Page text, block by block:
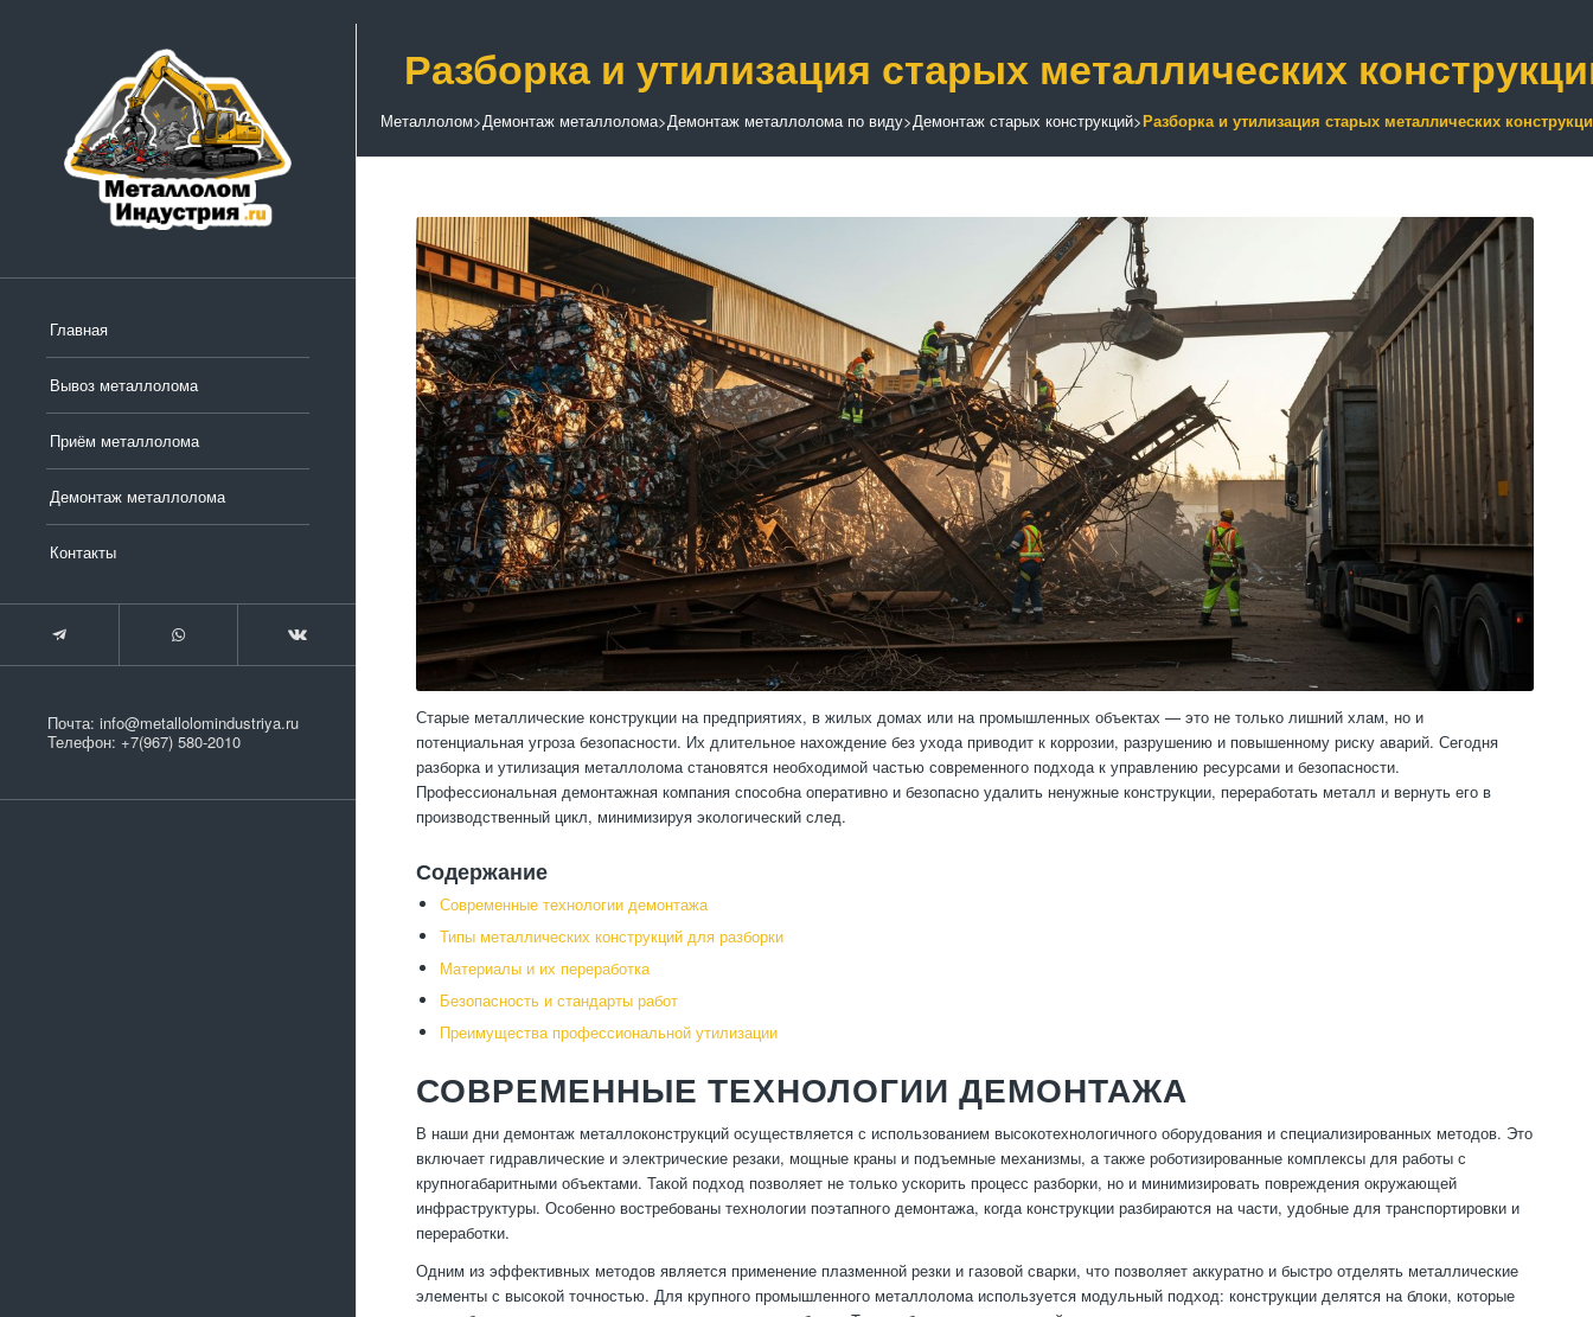
Главная
Вывоз металлолома
Приём металлолома
Демонтаж металлолома
Контакты
Почта: info@metallolomindustriya.ru
Телефон: +7(967) 580-2010
Разборка и утилизация старых металлических
Металлолом>Демонтаж металлолома>Демонтаж металлолома по виду>Демонтаж старых конструкций>Разборка и утилизация старых металлических
Старые металлические конструкции на предприятиях, в жилых домах или на промышленных объектах — это не только лишний хлам, но и
потенциальная угроза безопасности. Их длительное нахождение без ухода приводит к коррозии, разрушению и повышенному риску аварий. Сегодня
разборка и утилизация металлолома становятся необходимой частью современного подхода к управлению ресурсами и безопасности.
Профессиональная демонтажная компания способна оперативно и безопасно удалить ненужные конструкции, переработать металл и вернуть его в
производственный цикл, минимизируя экологический след.
Содержание
Современные технологии демонтажа
Типы металлических конструкций для разборки
Материалы и их переработка
Безопасность и стандарты работ
Преимущества профессиональной утилизации
СОВРЕМЕННЫЕ ТЕХНОЛОГИИ ДЕМОНТАЖА
В наши дни демонтаж металлоконструкций осуществляется с использованием высокотехнологичного оборудования и специализированных методов. Это
включает гидравлические и электрические резаки, мощные краны и подъемные механизмы, а также роботизированные комплексы для работы с
крупногабаритными объектами. Такой подход позволяет не только ускорить процесс разборки, но и минимизировать повреждения окружающей
инфраструктуры. Особенно востребованы технологии поэтапного демонтажа, когда конструкции разбираются на части, удобные для транспортировки и
переработки.
Одним из эффективных методов является применение плазменной резки и газовой сварки, что позволяет аккуратно и быстро отделять металлические
элементы с высокой точностью. Для крупного промышленного металлолома используется модульный подход: конструкции делятся на блоки, которые